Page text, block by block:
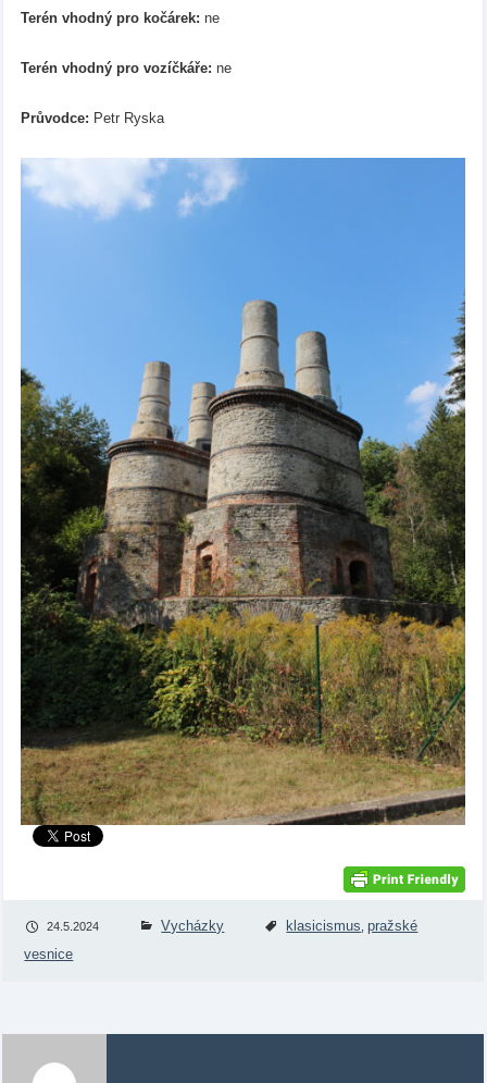
Terén vhodný pro kočárek: ne
Terén vhodný pro vozíčkáře: ne
Průvodce: Petr Ryska
24.5.2024 Vycházky klasicismus ,pražské
vesnice